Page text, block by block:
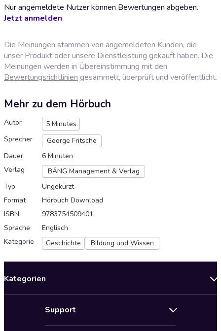
Nur angemeldete Nutzer können Bewertungen abgeben.
Jetzt anmelden
Die Meinungen stammen von angemeldeten Kunden, die
unser Produkt oder unsere Dienstleistung gekauft haben. Die
Meinungen werden in Übereinstimmung mit den
Bewertungsrichtlinien gesammelt, überprüft und veröffentlicht.
Mehr zu dem Hörbuch
Autor
5 Minutes
Sprecher
George Fritsche
Dauer
6 Minuten
Verlag
BÄNG Management & Verlag
Typ
Ungekürzt
Format
Hörbuch Download
ISBN
9783754509401
Sprache
Englisch
Kategorie
Geschichte Bildung und Wissen
Kategorien
Support